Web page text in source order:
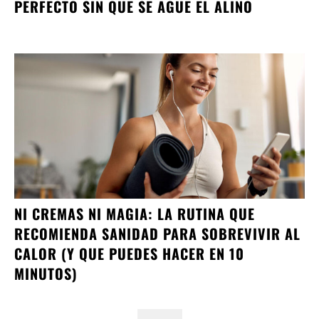
PERFECTO SIN QUE SE AGÜE EL ALIÑO
NI CREMAS NI MAGIA: LA RUTINA QUE
RECOMIENDA SANIDAD PARA SOBREVIVIR AL
CALOR (Y QUE PUEDES HACER EN 10
MINUTOS)